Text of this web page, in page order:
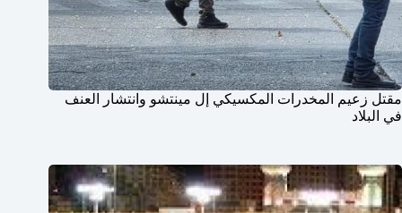
مقتل زعيم المخدرات المكسيكي إل مينتشو وانتشار العنف
في البلاد